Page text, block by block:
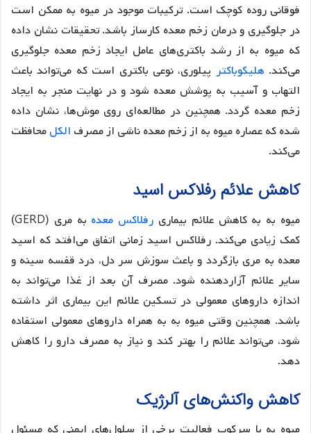
فوقانی روده کوچک است. ترکیبات موجود در میوه به ممکن است
در جلوگیری و درمان زخم معده کارساز باشد. تحقیقات نشان داده
که میوه به از رشد باکتری‌های عامل ایجاد زخم معده جلوگیری
می‌کند. هلیکوباکتر پیلوری، نوعی باکتری است که می‌تواند باعث
التهاب و آسیب به پوشش معده شود و در نهایت منجر به ایجاد
زخم معده گردد. همچنین در مطالعه‌ای روی موش‌ها، نشان داده
شده که عصاره میوه به از زخم معده ناشی از مصرف الکلمحافظت
می‌کند.
کاهش علائم رفلاکس اسید
میوه به به کاهش علائم بیماری رفلاکس معده
به مری (GERD)
کمک زیادی می‌کند. رفلاکس اسید زمانی اتفاق می‌افتد که اسید
معده به مری بازگردد و باعث سوزش سر دل، درد قفسه سینه و
سایر علائم آزاردهنده شود. مصرف آن بعد از غذا می‌تواند به
اندازه داروهای معمولی در تسکین علائم این بیماری اثر داشته
باشد. همچنین وقتی میوه به به همراه داروهای معمولی استفاده
شود، می‌تواند علائم را بهتر کند و نیاز به مصرف دارو را کاهش
دهد.
کاهش واکنش‌های آلرژیک